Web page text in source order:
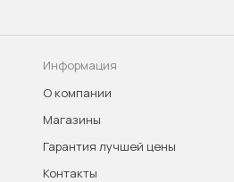
Информация
О компании
Магазины
Гарантия лучшей цены
Контакты